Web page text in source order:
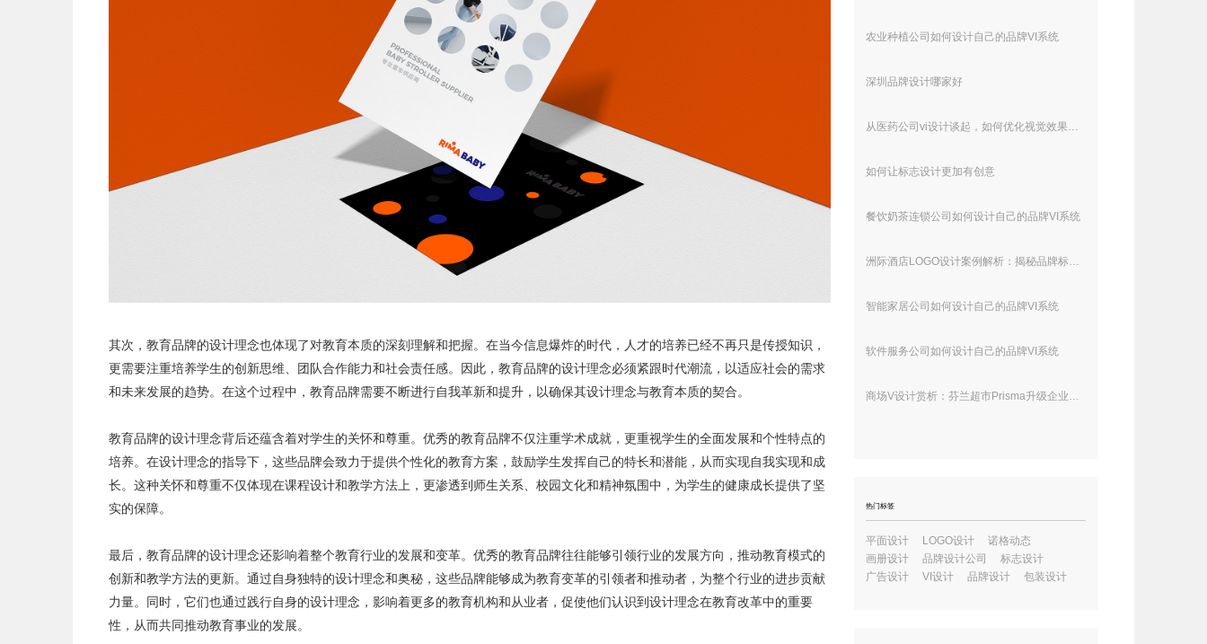
其次，教育品牌的设计理念也体现了对教育本质的深刻理解和把握。在当今信息爆炸的时代，人才的培养已经不再只是传授知识，
更需要注重培养学生的创新思维、团队合作能力和社会责任感。因此，教育品牌的设计理念必须紧跟时代潮流，以适应社会的需求
和未来发展的趋势。在这个过程中，教育品牌需要不断进行自我革新和提升，以确保其设计理念与教育本质的契合。
教育品牌的设计理念背后还蕴含着对学生的关怀和尊重。优秀的教育品牌不仅注重学术成就，更重视学生的全面发展和个性特点的
培养。在设计理念的指导下，这些品牌会致力于提供个性化的教育方案，鼓励学生发挥自己的特长和潜能，从而实现自我实现和成
长。这种关怀和尊重不仅体现在课程设计和教学方法上，更渗透到师生关系、校园文化和精神氛围中，为学生的健康成长提供了坚
实的保障。
最后，教育品牌的设计理念还影响着整个教育行业的发展和变革。优秀的教育品牌往往能够引领行业的发展方向，推动教育模式的
创新和教学方法的更新。通过自身独特的设计理念和奥秘，这些品牌能够成为教育变革的引领者和推动者，为整个行业的进步贡献
力量。同时，它们也通过践行自身的设计理念，影响着更多的教育机构和从业者，促使他们认识到设计理念在教育改革中的重要
性，从而共同推动教育事业的发展。
农业种植公司如何设计自己的品牌VI系统
深圳品牌设计哪家好
从医药公司vi设计谈起，如何优化视觉效果以提升用户体验？
如何让标志设计更加有创意
餐饮奶茶连锁公司如何设计自己的品牌VI系统
洲际酒店LOGO设计案例解析：揭秘品牌标识背后的设计之道_从起源到现代，洲际酒店LOGO的演变与启示
智能家居公司如何设计自己的品牌VI系统
软件服务公司如何设计自己的品牌VI系统
商场V设计赏析：芬兰超市Prisma升级企业形象设计
热门标签
平面设计 LOGO设计
诺格动态
画册设计
品牌设计公司
标志设计
广告设计
VI设计 品牌设计 包装设计